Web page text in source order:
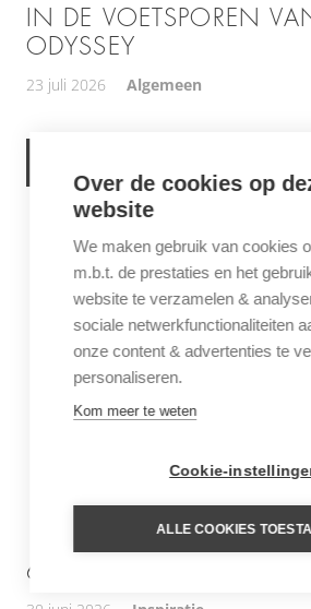
IN DE VOETSPOREN
ODYSSEY
23 juli 2026 Algemeen
6 THINGS TO DO IN
Over de cookies op
website
We maken gebruik van cookies
m.b.t. de prestaties en het
website te verzamelen &
sociale netwerkfunctionaliteiten
onze content & advertenties te
personaliseren.
Kom meer te weten
Cookie-
ALLE COOKIES